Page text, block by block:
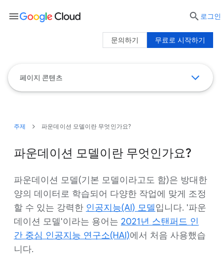
페이지 콘텐츠
주제 파운데이션 모델이란 무엇인가요?
파운데이션 모델이란 무엇인가요?
파운데이션 모델(기본 모델이라고도 함)은 방대한
양의 데이터로 학습되어 다양한 작업에 맞게 조정
할 수 있는 강력한 인공지능(AI) 모델입니다. '파운
데이션 모델'이라는 용어는 2021년 스탠퍼드 인
간 중심 인공지능 연구소(HAI)에서 처음 사용했습
니다.
menu  로그인
무료로 시작하기
문의하기